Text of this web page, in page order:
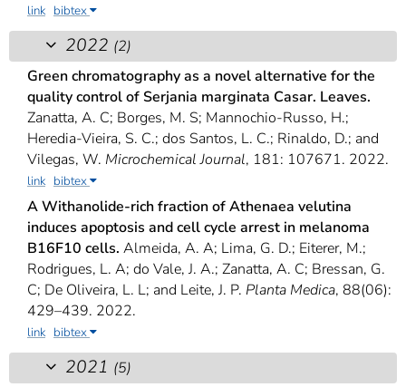
link bibtex
2022 (2)
Green chromatography as a novel alternative for the
quality control of Serjania marginata Casar. Leaves.
Zanatta, A. C; Borges, M. S; Mannochio-Russo, H.;
Heredia-Vieira, S. C.; dos Santos, L. C.; Rinaldo, D.; and
Vilegas, W. Microchemical Journal, 181: 107671. 2022.
link bibtex
A Withanolide-rich fraction of Athenaea velutina
induces apoptosis and cell cycle arrest in melanoma
B16F10 cells. Almeida, A. A; Lima, G. D.; Eiterer, M.;
Rodrigues, L. A; do Vale, J. A.; Zanatta, A. C; Bressan, G.
C; De Oliveira, L. L; and Leite, J. P. Planta Medica, 88(06):
429–439. 2022.
link bibtex
2021 (5)